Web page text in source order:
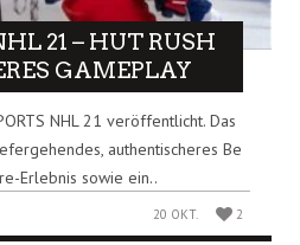
21 – HUT RUSH
GAMEPLAY
NHL 21 veröffentlicht. Das
authentischeres Be
Erlebnis sowie ein..
20 OKT. 2